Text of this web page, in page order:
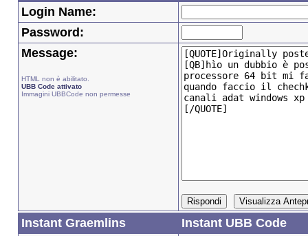
Login Name:
Password:
Message:
HTML non è abilitato.
UBB Code attivato
Immagini UBBCode non permesse
Instant Graemlins Instant UBB Code